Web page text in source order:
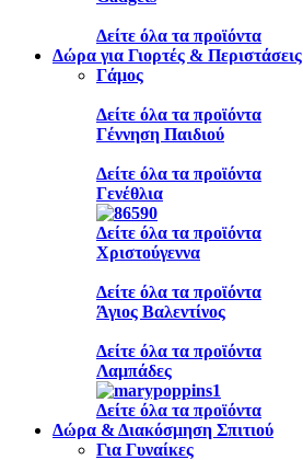
Δείτε όλα τα προϊόντα
Δώρα για Γιορτές & Περιστάσεις
Γάμος
Δείτε όλα τα προϊόντα
Γέννηση Παιδιού
Δείτε όλα τα προϊόντα
Γενέθλια
Δείτε όλα τα προϊόντα
Χριστούγεννα
Δείτε όλα τα προϊόντα
Άγιος Βαλεντίνος
Δείτε όλα τα προϊόντα
Λαμπάδες
Δείτε όλα τα προϊόντα
Δώρα & Διακόσμηση Σπιτιού
Για Γυναίκες